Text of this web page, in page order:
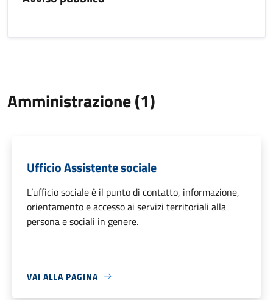
Amministrazione (1)
Ufficio Assistente sociale
L’ufficio sociale è il punto di contatto, informazione,
orientamento e accesso ai servizi territoriali alla
persona e sociali in genere.
VAI ALLA PAGINA